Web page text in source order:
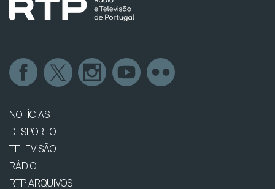
NOTÍCIAS
DESPORTO
TELEVISÃO
RÁDIO
RTP ARQUIVOS